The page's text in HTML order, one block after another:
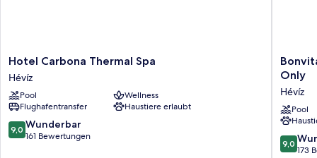
Hotel
Carbona
Thermal
Spa
Hévíz
Hotel Carbona Thermal Spa
Hévíz
Pool
Wellness
Flughafentransfer
Haustiere erlaubt
9.0
von
9,0 Wunderbar
161 Bewertungen
Bonvital
Gastro
Hotel
Hévíz
-
Adults
Only
Hévíz
Pool
9.0
von
9,0
173